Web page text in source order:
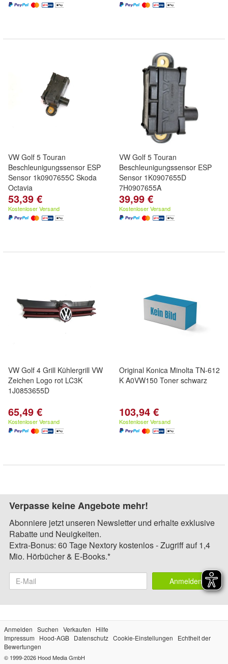
VW Golf 5 Touran
Beschleunigungssensor ESP
Sensor 1k0907655C Skoda
Octavia
53,39 €
Kostenloser Versand
VW Golf 5 Touran
Beschleunigungssensor ESP
Sensor 1K0907655D
7H0907655A
39,99 €
Kostenloser Versand
VW Golf 4 Grill Kühlergrill VW
Zeichen Logo rot LC3K
1J0853655D
65,49 €
Kostenloser Versand
Original Konica Minolta TN-612
K A0VW150 Toner schwarz
103,94 €
Kostenloser Versand
Verpasse keine Angebote mehr!
Abonniere jetzt unseren Newsletter und erhalte exklusive
Rabatte und Neuigkeiten.
Extra-Bonus: 60 Tage Nextory kostenlos - Zugriff auf 1,4
Mio. Hörbücher & E-Books.*
Anmelden
Anmelden Suchen Verkaufen
Hilfe
Impressum
Hood-AGB Datenschutz Cookie-Einstellungen
Echtheit der
Bewertungen
© 1999-2026 Hood Media GmbH